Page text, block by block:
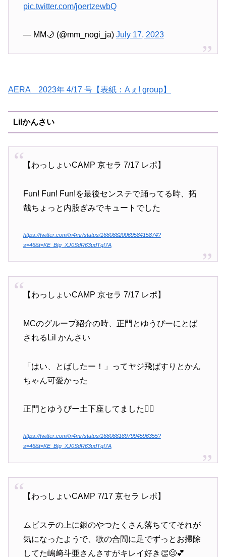
pic.twitter.com/joertzewbQ
— MM🌙 (@mm_nogi_ja) July 17, 2023
AERA 2023年 4/17 号【表紙：Aぇ! group】
Lilかんさい
【わっしょいCAMP 京セラ 7/17 レポ】
Fun! Fun! Fun!を最後センステで踊ってる時、拓
哉ちょっと内股ぎみでキュートでした
https://twitter.com/tn4mr/status/1680882006958415874?
s=46&t=KE_Btg_XJ0SdR63udTqI7A
【わっしょいCAMP 京セラ 7/17 レポ】
MCのグループ紹介の時、正門とゆうぴーにとば
されるLil かんさい
「はい、とばしたー！」ってヤジ飛ばすりとかん
ちゃん可愛かった
正門とゆうぴー土下座してました🙇‍♂️
https://twitter.com/tn4mr/status/1680881897994596355?
s=46&t=KE_Btg_XJ0SdR63udTqI7A
【わっしょいCAMP 7/17 京セラ レポ】
ムビステの上に銀のやつたくさん落ちててそれが
気になったようで、歌の合間に足でずっとお掃除
してた嶋﨑斗亜さんさすがキレイ好き👏😊💕